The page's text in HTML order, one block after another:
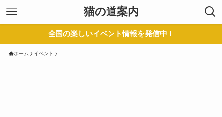
猫の道案内
全国の楽しいイベント情報を発信中！
ホーム イベント